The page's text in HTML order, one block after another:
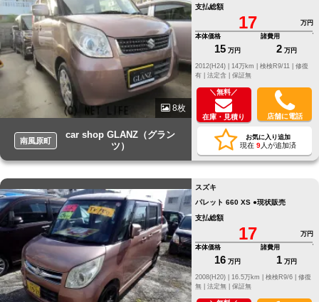
8枚
南風原町
car shop GLANZ（グラン
ツ）
支払総額
17
万円
本体価格
15 万円
諸費用
2 万円
修復
有 | 法定含 | 保証無
＼無料／
在庫・見積り 店舗に電話
お気に入り追加
現在 9人が追加済
スズキ
パレット 660 XS ●現状販売
支払総額
17
万円
本体価格
16 万円
諸費用
1 万円
修復
無 | 法定無 | 保証無